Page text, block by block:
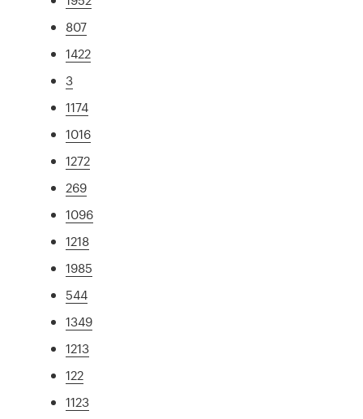
807
1422
3
1174
1016
1272
269
1096
1218
1985
544
1349
1213
122
1123